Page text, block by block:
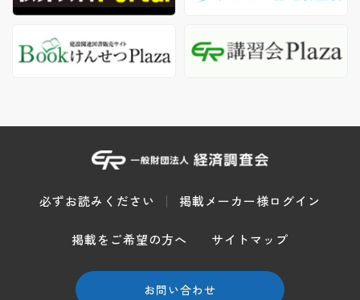
必ずお読みください 掲載メーカー様ログイン
掲載をご希望の方へ サイトマップ
お問い合わせ